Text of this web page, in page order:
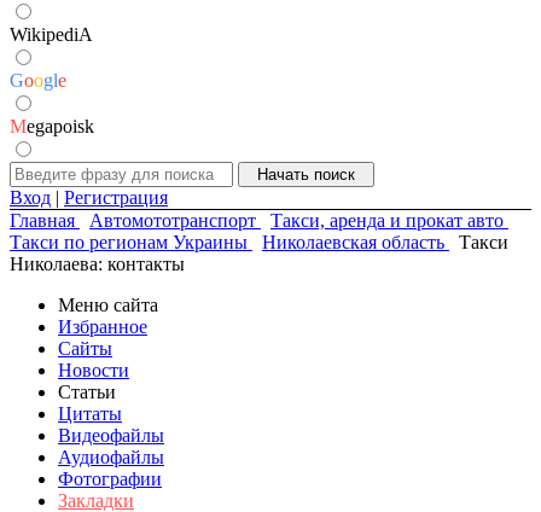
WikipediA
Google
Megapoisk
Вход | Регистрация
Главная
Автомототранспорт
Такси, аренда и прокат авто
Такси по регионам Украины
Николаевская область
Такси
Николаева: контакты
Меню сайта
Избранное
Сайты
Новости
Статьи
Цитаты
Видеофайлы
Аудиофайлы
Фотографии
Закладки